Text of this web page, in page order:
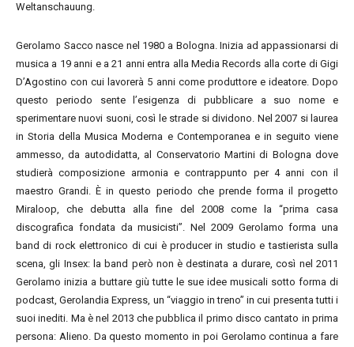
Weltanschauung.
Gerolamo Sacco nasce nel 1980 a Bologna. Inizia ad appassionarsi di
musica a 19 anni e a 21 anni entra alla Media Records alla corte di Gigi
D’Agostino con cui lavorerà 5 anni come produttore e ideatore. Dopo
questo periodo sente l’esigenza di pubblicare a suo nome e
sperimentare nuovi suoni, così le strade si dividono. Nel 2007 si laurea
in Storia della Musica Moderna e Contemporanea e in seguito viene
ammesso, da autodidatta, al Conservatorio Martini di Bologna dove
studierà composizione armonia e contrappunto per 4 anni con il
maestro Grandi. È in questo periodo che prende forma il progetto
Miraloop, che debutta alla fine del 2008 come la “prima casa
discografica fondata da musicisti”. Nel 2009 Gerolamo forma una
band di rock elettronico di cui è producer in studio e tastierista sulla
scena, gli Insex: la band però non è destinata a durare, così nel 2011
Gerolamo inizia a buttare giù tutte le sue idee musicali sotto forma di
podcast, Gerolandia Express, un “viaggio in treno” in cui presenta tutti i
suoi inediti. Ma è nel 2013 che pubblica il primo disco cantato in prima
persona: Alieno. Da questo momento in poi Gerolamo continua a fare